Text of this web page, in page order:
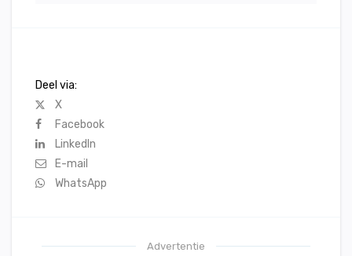
Deel via:
X
Facebook
LinkedIn
E-mail
WhatsApp
Advertentie